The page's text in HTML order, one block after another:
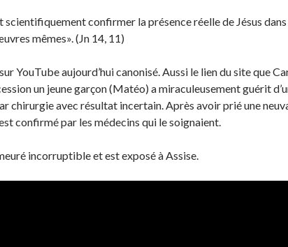
confirmer la présence réelle de Jésus
mêmes». (Jn 14, 11)
YouTube aujourd’hui canonisé. Aussi le lien du site que
un jeune garçon (Matéo) a miraculeusement guérit
chirurgie avec résultat incertain. Après avoir prié une
confirmé par les médecins qui le soignaient.
incorruptible et est exposé à Assise.